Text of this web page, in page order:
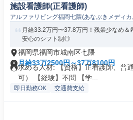
施設看護師(正看護師)
アルファリビング福岡七隈(あなぶきメディ
月給33.2万円〜37.8万円！残業少なめ＆
安心のシフト制◎
福岡県福岡市城南区七隈
月給33万2500円～37万8100円
求める人材: 【資格】正看護師、普
可） 【経験】不問 【学...
即日勤務OK 交通費支給